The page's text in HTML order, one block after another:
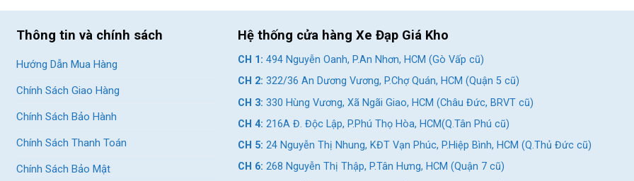
Thông tin và chính sách
Hướng Dẫn Mua Hàng
Chính Sách Giao Hàng
Chính Sách Bảo Hành
Chính Sách Thanh Toán
Chính Sách Bảo Mật
Hệ thống cửa hàng Xe Đạp Giá Kho
CH 1: 494 Nguyễn Oanh, P.An Nhơn, HCM (Gò Vấp cũ)
CH 2: 322/36 An Dương Vương, P.Chợ Quán, HCM (Quận 5 cũ)
CH 3: 330 Hùng Vương, Xã Ngãi Giao, HCM (Châu Đức, BRVT cũ)
CH 4: 216A Đ. Độc Lập, P.Phú Thọ Hòa, HCM(Q.Tân Phú cũ)
CH 5: 24 Nguyễn Thị Nhung, KĐT Vạn Phúc, P.Hiệp Bình, HCM (Q.Thủ Đức cũ)
CH 6: 268 Nguyễn Thị Thập, P.Tân Hưng, HCM (Quận 7 cũ)